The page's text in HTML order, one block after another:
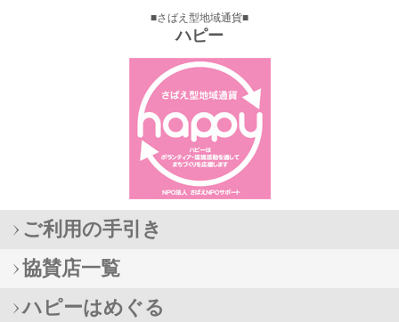
■さばえ型地域通貨■
ハピー
ご利用の手引き
協賛店一覧
ハピーはめぐる